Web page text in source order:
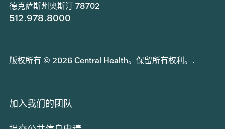
德克萨斯州奥斯汀 78702
512.978.8000
版权所有 © 2026 Central Health。保留所有权利。.
加入我们的团队